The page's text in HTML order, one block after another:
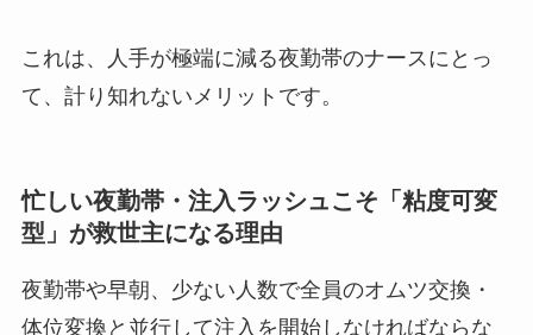
これは、人手が極端に減る夜勤帯のナースにとっ
て、計り知れないメリットです。
忙しい夜勤帯・注入ラッシュこそ「粘度可変
型」が救世主になる理由
夜勤帯や早朝、少ない人数で全員のオムツ交換・
体位変換と並行して注入を開始しなければならな